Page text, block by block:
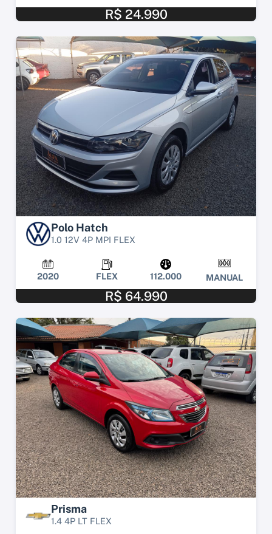
R$ 24.990
Polo Hatch
1.0 12V 4P MPI FLEX
2020 FLEX 112.000 MANUAL
R$ 64.990
Prisma
1.4 4P LT FLEX